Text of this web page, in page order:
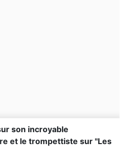
son incroyable
et le trompettiste sur "Les